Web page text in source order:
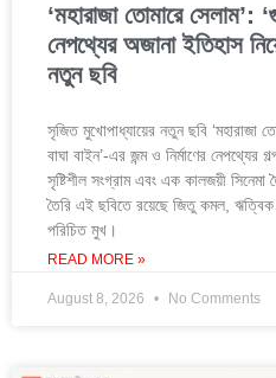
‘মহারাজা তোমারে সেলাম’:
নেপথ্যের অজানা ইতিহাস
নতুন ছবি
সৃজিত মুখোপাধ্যায়ের নতুন ছবি ‘মহারাজা
বাঘা বাইন’-এর জন্ম ও নির্মাণের
সৃষ্টিশীল সংগ্রাম এবং এক কালজয়ী সিনেমা
তৈরি এই ছবিতে রয়েছে জিতু কমল,
পরিচিত মুখ।
READ MORE »
August 8, 2026 No Comments